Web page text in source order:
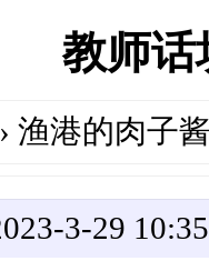
教师话
› 渔港的肉子
3-29